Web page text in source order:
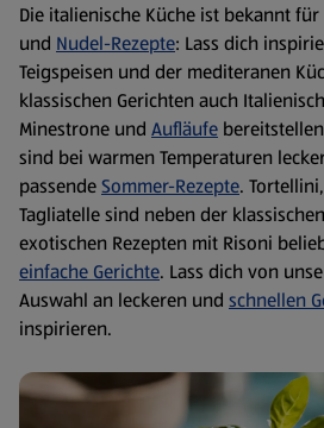
Die italienische Küche ist bekannt
und Nudel-Rezepte: Lass dich
Teigspeisen und der mediteranen
klassischen Gerichten auch
Minestrone und Aufläufe
sind bei warmen Temperaturen
passendeSommer-Rezepte.
Tagliatelle sind neben der
exotischen Rezepten mit Risoni
einfache Gerichte. Lass dich von
Auswahl an leckeren und schnellen
inspirieren.